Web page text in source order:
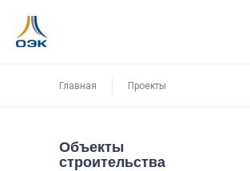
Главная Проекты
Объекты
строительства